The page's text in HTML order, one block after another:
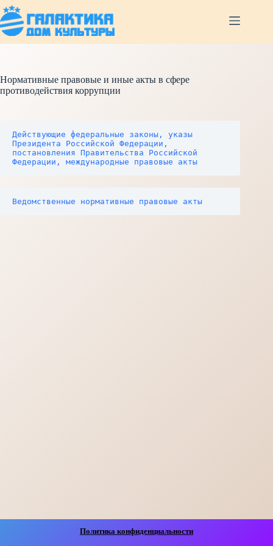
Перейти
к
сути
Нормативные правовые и иные акты в сфере
противодействия коррупции
Действующие федеральные законы, указы
Президента Российской Федерации,
постановления Правительства Российской
Федерации, международные правовые акты
Ведомственные нормативные правовые акты
Политика конфиденциальности